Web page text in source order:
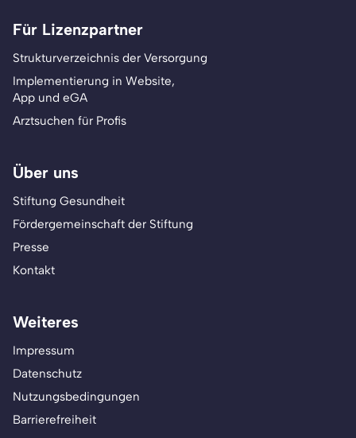
Für Lizenzpartner
Strukturverzeichnis der Versorgung
Implementierung in Website,
App und eGA
Arztsuchen für Profis
Über uns
Stiftung Gesundheit
Fördergemeinschaft der Stiftung
Presse
Kontakt
Weiteres
Impressum
Datenschutz
Nutzungsbedingungen
Barrierefreiheit